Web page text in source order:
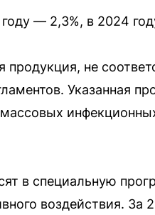
— 2,3%, в 2024
не
Указанная
в специальную
воздействия. За